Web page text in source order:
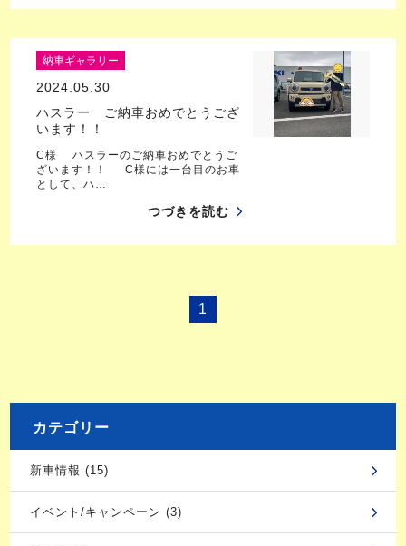
納車ギャラリー
2024.05.30
ハスラー ご納車おめでとうござ
います！！
C様 ハスラーのご納車おめでとうご
ざいます！！ C様には一台目のお車
として、ハ…
つづきを読む
1
カテゴリー
新車情報 (15)
イベント/キャンペーン (3)